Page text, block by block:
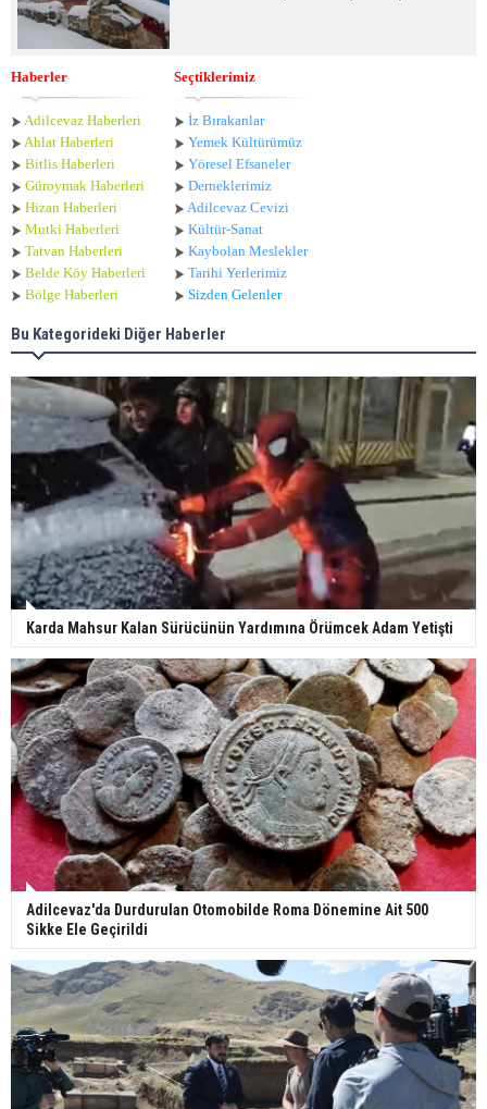
Haberler
Adilcevaz Haberleri
Ahlat Haberleri
Bitlis Haberleri
Güroymak Haberleri
Hizan Haberleri
Mutki Haberleri
Tatvan Haberleri
Belde Köy Haberleri
Bölge Haberleri
Seçtiklerimiz
İz Bırakanlar
Yemek Kültürümüz
Yöresel Efsaneler
Derneklerimiz
Adilcevaz Cevizi
Kültür-Sanat
Kaybolan Meslekler
Tarihi Yerlerimiz
Sizden Gelenler
Bu Kategorideki Diğer Haberler
Karda Mahsur Kalan Sürücünün Yardımına Örümcek Adam Yetişti
Adilcevaz'da Durdurulan Otomobilde Roma Dönemine Ait 500
Sikke Ele Geçirildi